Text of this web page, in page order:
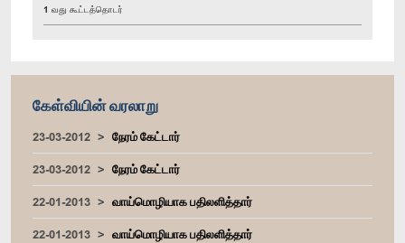
1 வது கூட்டத்தொடர்
கேள்வியின் வரலாறு
23-03-2012
நேரம் கேட்டார்
23-03-2012
நேரம் கேட்டார்
22-01-2013
வாய்மொழியாக பதிலளித்தார்
22-01-2013
வாய்மொழியாக பதிலளித்தார்